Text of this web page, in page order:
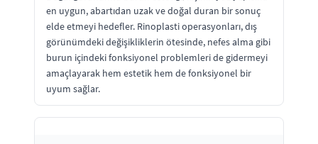
en uygun, abartıdan uzak ve doğal duran bir sonuç
elde etmeyi hedefler. Rinoplasti operasyonları, dış
görünümdeki değişikliklerin ötesinde, nefes alma gibi
burun içindeki fonksiyonel problemleri de gidermeyi
amaçlayarak hem estetik hem de fonksiyonel bir
uyum sağlar.